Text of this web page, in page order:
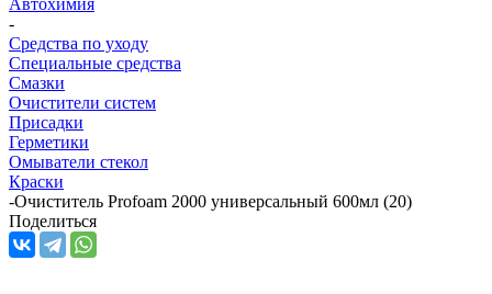
-
Средства по уходу
Специальные средства
Смазки
Очистители систем
Присадки
Герметики
Омыватели стекол
Краски
-Очиститель Profoam 2000 универсальный 600мл (20)
Поделиться